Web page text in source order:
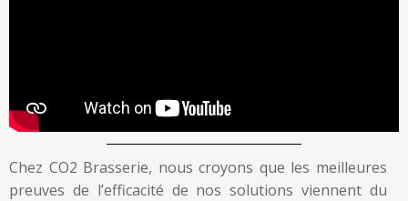
Chez CO2 Brasserie, nous croyons que les meilleures
preuves de l’efficacité de nos solutions viennent du